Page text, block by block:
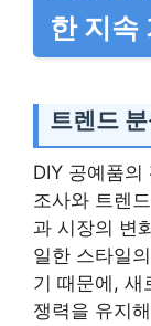
한 지속
트렌드
DIY 공예품
조사와 트렌
과 시장의 변
일한 스타일
기 때문에, 새
쟁력을 유지